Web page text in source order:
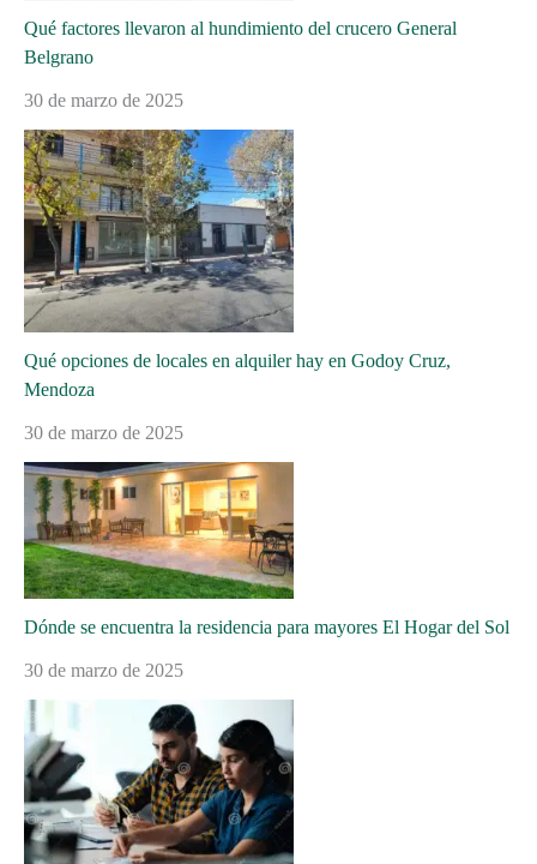
Qué factores llevaron al hundimiento del crucero General
Belgrano
30 de marzo de 2025
Qué opciones de locales en alquiler hay en Godoy Cruz,
Mendoza
30 de marzo de 2025
Dónde se encuentra la residencia para mayores El Hogar del Sol
30 de marzo de 2025